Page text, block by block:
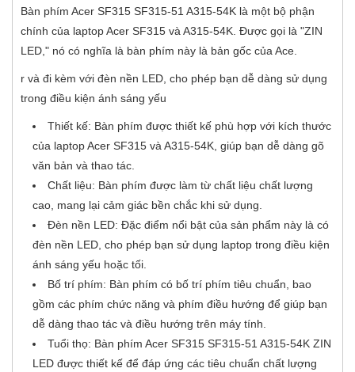
Bàn phím Acer SF315 SF315-51 A315-54K là một bộ phận
chính của laptop Acer SF315 và A315-54K. Được gọi là "ZIN
LED," nó có nghĩa là bàn phím này là bản gốc của Ace.
r và đi kèm với đèn nền LED, cho phép bạn dễ dàng sử dụng
trong điều kiện ánh sáng yếu
Thiết kế: Bàn phím được thiết kế phù hợp với kích thước
của laptop Acer SF315 và A315-54K, giúp bạn dễ dàng gõ
văn bản và thao tác.
Chất liệu: Bàn phím được làm từ chất liệu chất lượng
cao, mang lại cảm giác bền chắc khi sử dụng.
Đèn nền LED: Đặc điểm nổi bật của sản phẩm này là có
đèn nền LED, cho phép bạn sử dụng laptop trong điều kiện
ánh sáng yếu hoặc tối.
Bố trí phím: Bàn phím có bố trí phím tiêu chuẩn, bao
gồm các phím chức năng và phím điều hướng để giúp bạn
dễ dàng thao tác và điều hướng trên máy tính.
Tuổi thọ: Bàn phím Acer SF315 SF315-51 A315-54K ZIN
LED được thiết kế để đáp ứng các tiêu chuẩn chất lượng